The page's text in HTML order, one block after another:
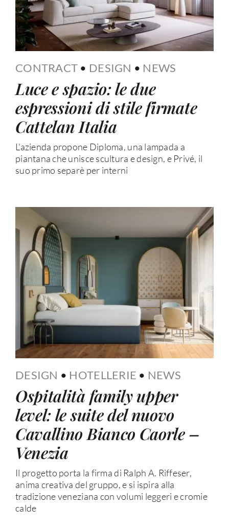
CONTRACT • DESIGN • NEWS
Luce e spazio: le due
espressioni di stile firmate
Cattelan Italia
L'azienda propone Diploma, una lampada a
piantana che unisce scultura e design, e Privé, il
suo primo separè per interni
DESIGN • HOTELLERIE • NEWS
Ospitalità family upper
level: le suite del nuovo
Cavallino Bianco Caorle –
Venezia
Il progetto porta la firma di Ralph A. Riffeser,
anima creativa del gruppo, e si ispira alla
tradizione veneziana con volumi leggeri e cromie
calde